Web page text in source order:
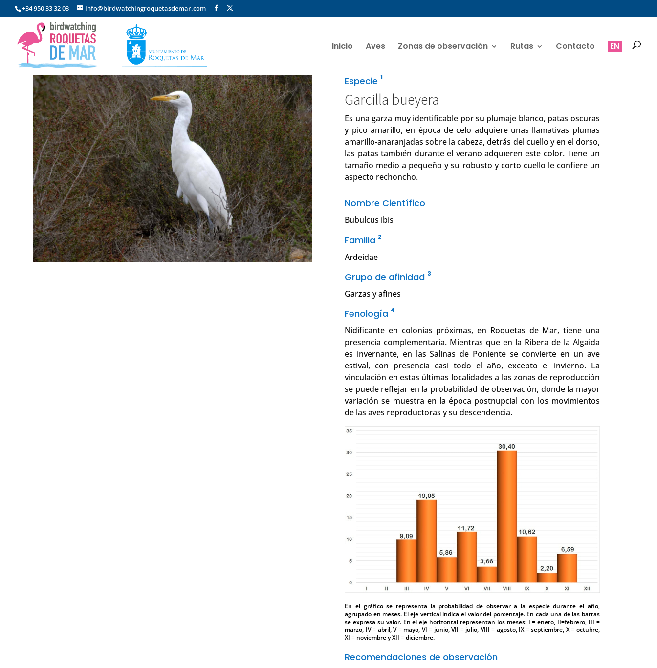
+34 950 33 32 03 info@birdwatchingroquetasdemar.com
Inicio Aves Zonas de observación Rutas Contacto EN
Especie 1
Garcilla bueyera
Es una garza muy identificable por su plumaje blanco, patas oscuras
y pico amarillo, en época de celo adquiere unas llamativas plumas
amarillo-anaranjadas sobre la cabeza, detrás del cuello y en el dorso,
las patas también durante el verano adquieren este color. Tiene un
tamaño medio a pequeño y su robusto y corto cuello le confiere un
aspecto rechoncho.
Nombre Científico
Bubulcus ibis
Familia 2
Ardeidae
Grupo de afinidad 3
Garzas y afines
Fenología 4
Nidificante en colonias próximas, en Roquetas de Mar, tiene una
presencia complementaria. Mientras que en la Ribera de la Algaida
es invernante, en las Salinas de Poniente se convierte en un ave
estival, con presencia casi todo el año, excepto el invierno. La
vinculación en estas últimas localidades a las zonas de reproducción
se puede reflejar en la probabilidad de observación, donde la mayor
variación se muestra en la época postnupcial con los movimientos
de las aves reproductoras y su descendencia.
En el gráfico se representa la probabilidad de observar a la especie durante el año,
agrupado en meses. El eje vertical indica el valor del porcentaje. En cada una de las barras
se expresa su valor. En el eje horizontal representan los meses: I = enero, II=febrero, III =
marzo, IV = abril, V = mayo, VI = junio, VII = julio, VIII = agosto, IX = septiembre, X = octubre,
XI = noviembre y XII = diciembre.
Recomendaciones de observación